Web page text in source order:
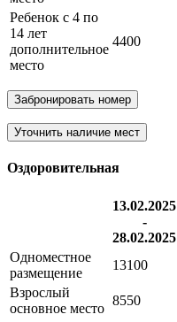
Ребенок с 4 по
14 лет
дополнительное
место
4400
Забронировать номер
Уточнить наличие мест
Оздоровительная
13.02.2025
-
28.02.2025
Одноместное
размещение
13100
Взрослый
основное место
8550